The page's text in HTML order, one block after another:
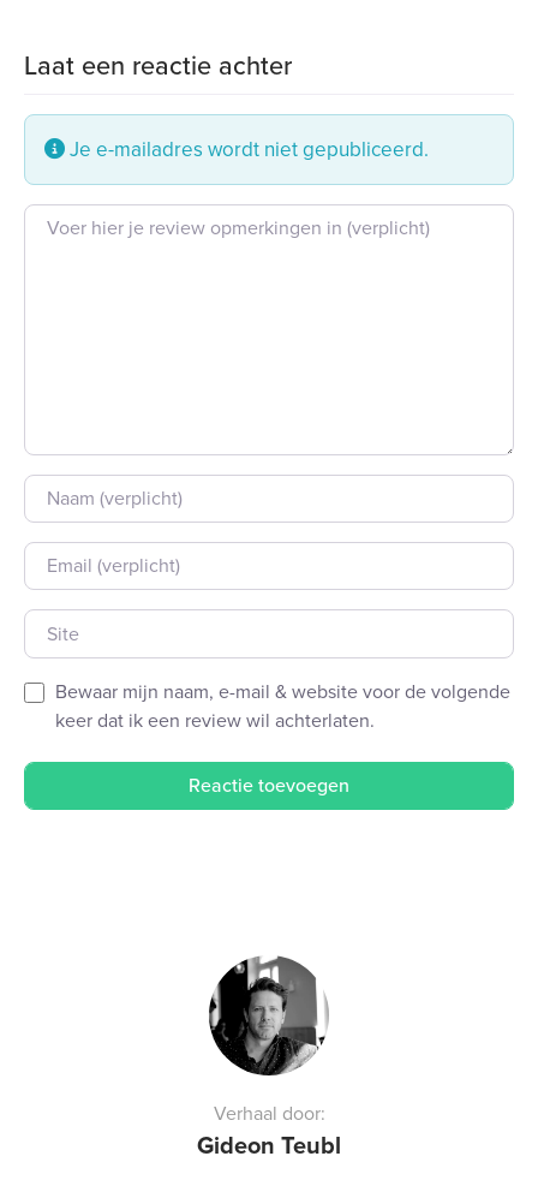
Laat een reactie achter
Je e-mailadres wordt niet gepubliceerd.
Beoordeling tekst
Naam
E-mail
Site
Bewaar mijn naam, e-mail & website voor de volgende
keer dat ik een review wil achterlaten.
Verhaal door:
Gideon Teubl